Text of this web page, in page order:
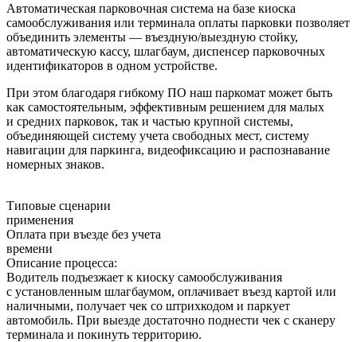
Автоматическая парковочная система на базе киоска
самообслуживания или терминала оплаты парковки позволяет
объединить элементы — въездную/выездную стойку,
автоматическую кассу, шлагбаум, диспенсер парковочных
идентификаторов в одном устройстве.
При этом благодаря гибкому ПО наш паркомат может быть
как самостоятельным, эффективным решением для малых
и средних парковок, так и частью крупной системы,
объединяющей систему учета свободных мест, систему
навигации для паркинга, видеофиксацию и распознавание
номерных знаков.
Типовые сценарии
применения
Оплата при въезде без учета
времени
Описание процесса:
Водитель подъезжает к киоску самообслуживания
с установленным шлагбаумом, оплачивает въезд картой или
наличными, получает чек со штрихкодом и паркует
автомобиль. При выезде достаточно поднести чек с сканеру
терминала и покинуть территорию.